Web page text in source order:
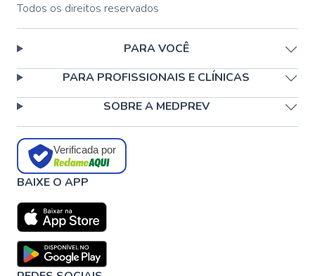
Todos os direitos reservados
PARA VOCÊ
PARA PROFISSIONAIS E CLÍNICAS
SOBRE A MEDPREV
Verificada por
BAIXE O APP